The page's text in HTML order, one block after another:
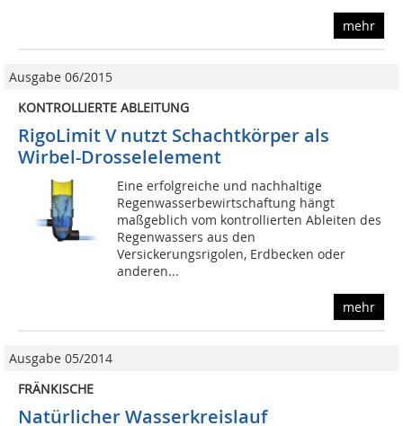
mehr
Ausgabe 06/2015
KONTROLLIERTE ABLEITUNG
RigoLimit V nutzt Schachtkörper als
Wirbel-Drosselelement
Eine erfolgreiche und nachhaltige
Regenwasserbewirtschaftung hängt
maßgeblich vom kontrollierten Ableiten des
Regenwassers aus den
Versickerungsrigolen, Erdbecken oder
anderen...
mehr
Ausgabe 05/2014
FRÄNKISCHE
Natürlicher Wasserkreislauf